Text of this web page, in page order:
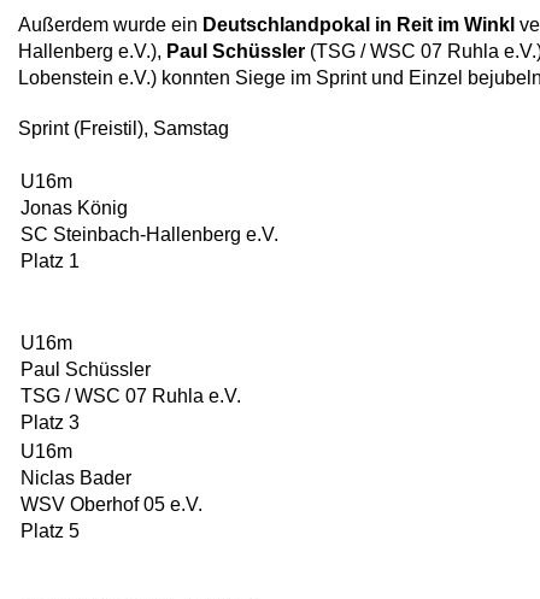
Außerdem wurde ein Deutschlandpokal in Reit im Winkl
Hallenberg e.V.), Paul Schüssler (TSG / WSC 07 Ruhla
Lobenstein e.V.) konnten Siege im Sprint und Einzel
Sprint (Freistil), Samstag
U16m
Jonas König
SC Steinbach-Hallenberg e.V.
Platz 1
U16m
Paul Schüssler
TSG / WSC 07 Ruhla e.V.
Platz 3
U16m
Niclas Bader
WSV Oberhof 05 e.V.
Platz 5